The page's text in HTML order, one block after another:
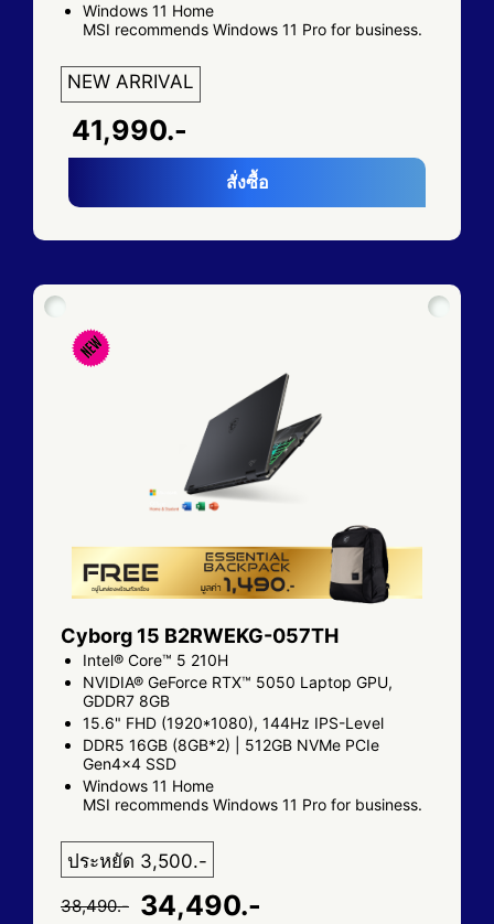
Windows 11 Home
MSI recommends Windows 11 Pro for business.
NEW ARRIVAL
41,990.-
สั่งซื้อ
Cyborg 15 B2RWEKG-057TH
Intel® Core™ 5 210H
NVIDIA® GeForce RTX™ 5050 Laptop GPU,
GDDR7 8GB
15.6" FHD (1920*1080), 144Hz IPS-Level
DDR5 16GB (8GB*2) | 512GB NVMe PCIe
Gen4x4 SSD
Windows 11 Home
MSI recommends Windows 11 Pro for business.
ประหยัด 3,500.-
38,490.- 34,490.-